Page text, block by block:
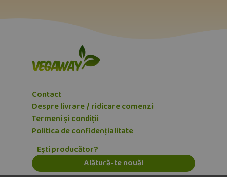
Contact
Despre livrare / ridicare comenzi
Termeni și condiții
Politica de confidențialitate
Ești producător?
Alătură-te nouă!